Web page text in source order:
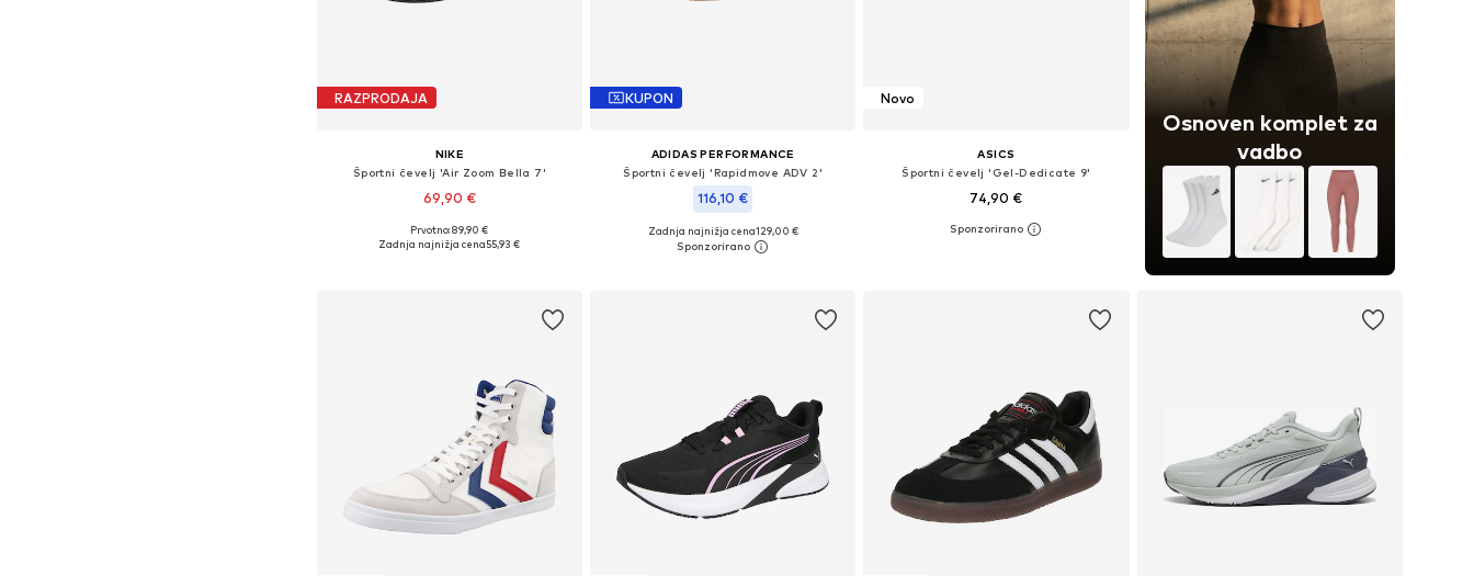
RAZPRODAJA
NIKE
Športni čevelj 'Air Zoom Bella 7'
69,90 €
Na voljo v različnih velikostih
Prvotno: 89,90 €
Zadnja najnižja cena55,93 €
KUPON
ADIDAS PERFORMANCE
Športni čevelj 'Rapidmove ADV 2'
116,10 €
Na voljo v različnih velikostih
Zadnja najnižja cena129,00 €
Novo
ASICS
Športni čevelj 'Gel-Dedicate 9'
74,90 €
Na voljo v različnih velikostih
Osnoven komplet za
vadbo